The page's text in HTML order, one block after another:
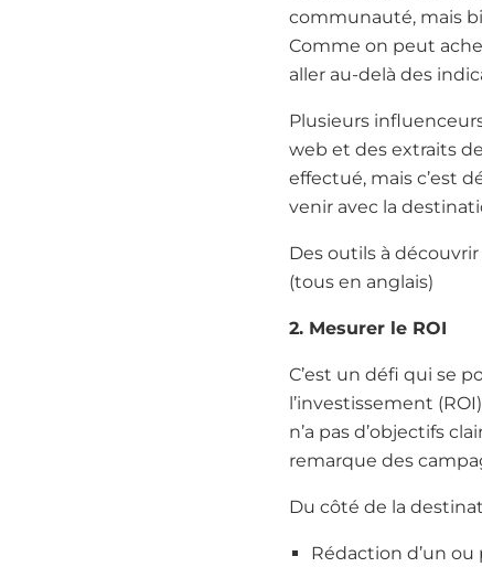
communauté, mais
Comme on peut
aller au-delà des
Plusieurs
web et des extraits
effectué, mais c’est
venir avec la
Des outils à
(tous en anglais)
2. Mesurer le ROI
C’est un défi qui se
l’investissement
n’a pas d’objectifs
remarque des
Du côté de la
Rédaction d’un